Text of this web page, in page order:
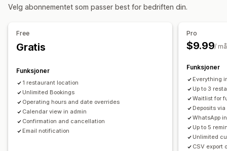
Innskudd
Tilpasning
Sporingssider Programtillegg for kalender
Tilpassede skjemaer
Velg abonnementet som passer best for bedriften din.
Free
Gratis
Funksjoner
1 restaurant location
Unlimited Bookings
Operating hours and date overrides
Calendar view in admin
Confirmation and cancellation
Email notification
Pro
$9.99/
Funksjoner
Everything
Up to 3
Waitlist for
Deposits
WhatsApp
Up to 5
Unlimited
CSV export